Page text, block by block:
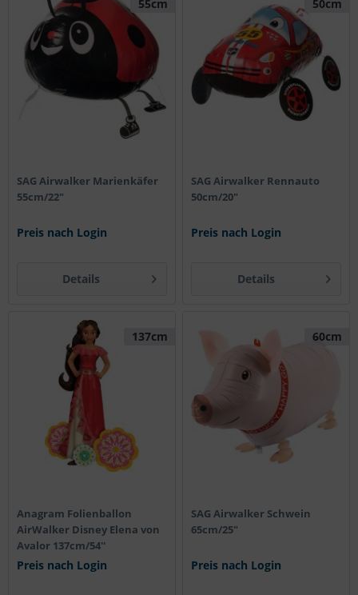
55cm
SAG Airwalker Marienkäfer
55cm/22"
Preis nach Login
Details
50cm
SAG Airwalker Rennauto
50cm/20"
Preis nach Login
Details
137cm
Anagram Folienballon
AirWalker Disney Elena von
Avalor 137cm/54''
Preis nach Login
60cm
SAG Airwalker Schwein
65cm/25"
Preis nach Login